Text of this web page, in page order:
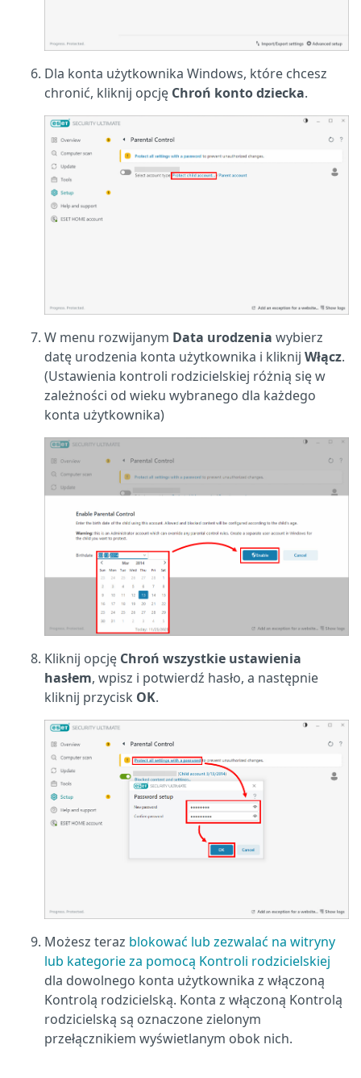
Dla konta użytkownika Windows, które chcesz
chronić, kliknij opcję Chroń konto dziecka.
W menu rozwijanym Data urodzenia wybierz
datę urodzenia konta użytkownika i kliknij Włącz.
(Ustawienia kontroli rodzicielskiej różnią się w
zależności od wieku wybranego dla każdego
konta użytkownika)
Kliknij opcję Chroń wszystkie ustawienia
hasłem, wpisz i potwierdź hasło, a następnie
kliknij przycisk OK.
Możesz teraz blokować lub zezwalać na witryny
lub kategorie za pomocą Kontroli rodzicielskiej
dla dowolnego konta użytkownika z włączoną
Kontrolą rodzicielską. Konta z włączoną Kontrolą
rodzicielską są oznaczone zielonym
przełącznikiem wyświetlanym obok nich.